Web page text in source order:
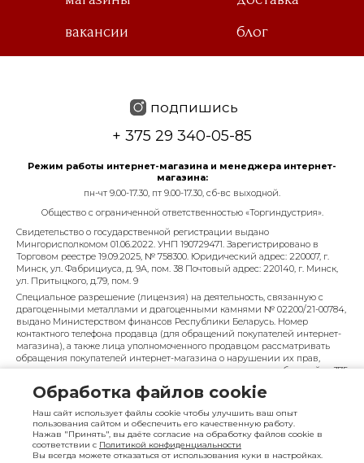
вакансии
блог
подпишись
+ 375 29 340-05-85
Режим работы интернет-магазина и менеджера интернет-
магазина:
пн-чт 9.00-17.30, пт 9.00-17.30, сб-вс выходной.
Общество с ограниченной ответственностью «Торгиндустрия».
Свидетельство о государственной регистрации выдано
Мингорисполкомом 01.06.2022. УНП 190729471. Зарегистрировано в
Торговом реестре 19.09.2025, № 758300. Юридический адрес: 220007, г.
Минск, ул. Фабрициуса, д. 9А, пом. 38 Почтовый адрес: 220140, г. Минск,
ул. Притыцкого, д.79, пом. 9
Специальное разрешение (лицензия) на деятельность, связанную с
драгоценными металлами и драгоценными камнями № 02200/21-00784,
выдано Министерством финансов Республики Беларусь. Номер
контактного телефона продавца (для обращений покупателей интернет-
магазина), а также лица уполномоченного продавцом рассматривать
обращения покупателей интернет-магазина о нарушении их прав,
предусмотренных законодательством о защите прав потребителей: + 375
управления по работе с обращениями граждан и юридических лиц
Московского района г. Минска: +375 (17) 368-80-49.
ПОЛЬЗОВАТЕЛЬСКОЕ СОГЛАШЕНИЕ |ОБРАБОТКА ПЕРСОНАЛЬНЫХ
ДАННЫХ
Обработка файлов cookie
Наш сайт использует файлы cookie чтобы улучшить ваш опыт
пользования сайтом и обеспечить его качественную работу.
Нажав "Принять", вы даёте согласие на обработку файлов cookie в
соответствии с Политикой конфиденциальности
Вы всегда можете отказаться от использования куки в настройках.